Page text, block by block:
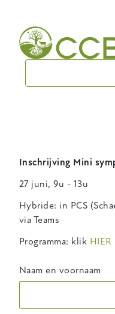
main
navigation
Inschrijving Mini
27 juni, 9u - 13u
Hybride: in PCS
via Teams
Programma: klik HIER
Naam en voornaam